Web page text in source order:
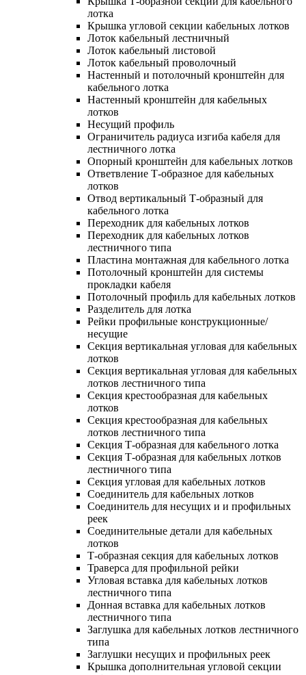
лотка
Крышка угловой секции кабельных лотков
Лоток кабельный лестничный
Лоток кабельный листовой
Лоток кабельный проволочный
Настенный и потолочный кронштейн для
кабельного лотка
Настенный кронштейн для кабельных
лотков
Несущий профиль
Ограничитель радиуса изгиба кабеля для
лестничного лотка
Опорный кронштейн для кабельных лотков
Ответвление Т-образное для кабельных
лотков
Отвод вертикальный Т-образный для
кабельного лотка
Переходник для кабельных лотков
Переходник для кабельных лотков
лестничного типа
Пластина монтажная для кабельного лотка
Потолочный кронштейн для системы
прокладки кабеля
Потолочный профиль для кабельных лотков
Разделитель для лотка
Рейки профильные конструкционные/
несущие
Секция вертикальная угловая для кабельных
лотков
Секция вертикальная угловая для кабельных
лотков лестничного типа
Секция крестообразная для кабельных
лотков
Секция крестообразная для кабельных
лотков лестничного типа
Секция Т-образная для кабельного лотка
Секция Т-образная для кабельных лотков
лестничного типа
Секция угловая для кабельных лотков
Соединитель для кабельных лотков
Соединитель для несущих и и профильных
реек
Соединительные детали для кабельных
лотков
Т-образная секция для кабельных лотков
Траверса для профильной рейки
Угловая вставка для кабельных лотков
лестничного типа
Донная вставка для кабельных лотков
лестничного типа
Заглушка для кабельных лотков лестничного
типа
Заглушки несущих и профильных реек
Крышка дополнительная угловой секции